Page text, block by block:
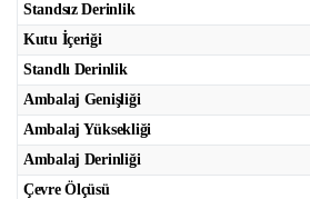
Standsız Derinlik
Kutu İçeriği
Standlı Derinlik
Ambalaj Genişliği
Ambalaj Yüksekliği
Ambalaj Derinliği
Çevre Ölçüsü